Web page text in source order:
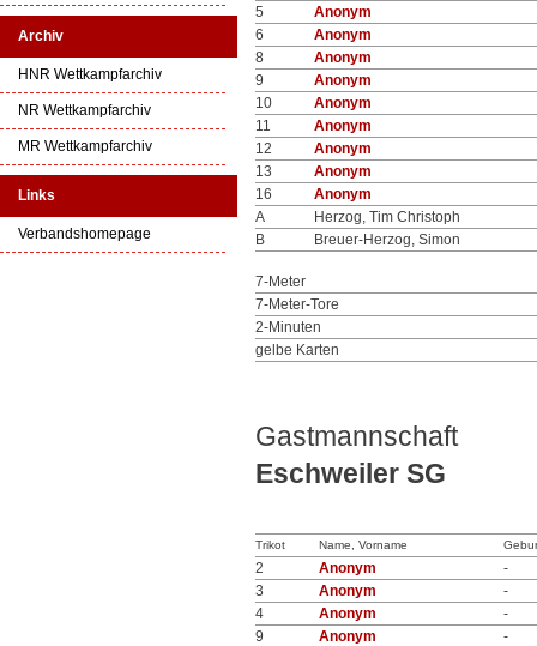
Archiv
HNR Wettkampfarchiv
NR Wettkampfarchiv
MR Wettkampfarchiv
Links
Verbandshomepage
5
Anonym
6
Anonym
8
Anonym
9
Anonym
10
Anonym
11
Anonym
12
Anonym
13
Anonym
16
Anonym
A
Herzog, Tim Christoph
B
Breuer-Herzog, Simon
7-Meter
7-Meter-Tore
2-Minuten
gelbe Karten
Gastmannschaft
Eschweiler SG
Trikot Name, Vorname
2 Anonym
-
3
Anonym
-
4
Anonym
-
9
Anonym
-